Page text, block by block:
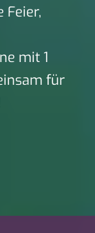
Feier,
mit 1
für